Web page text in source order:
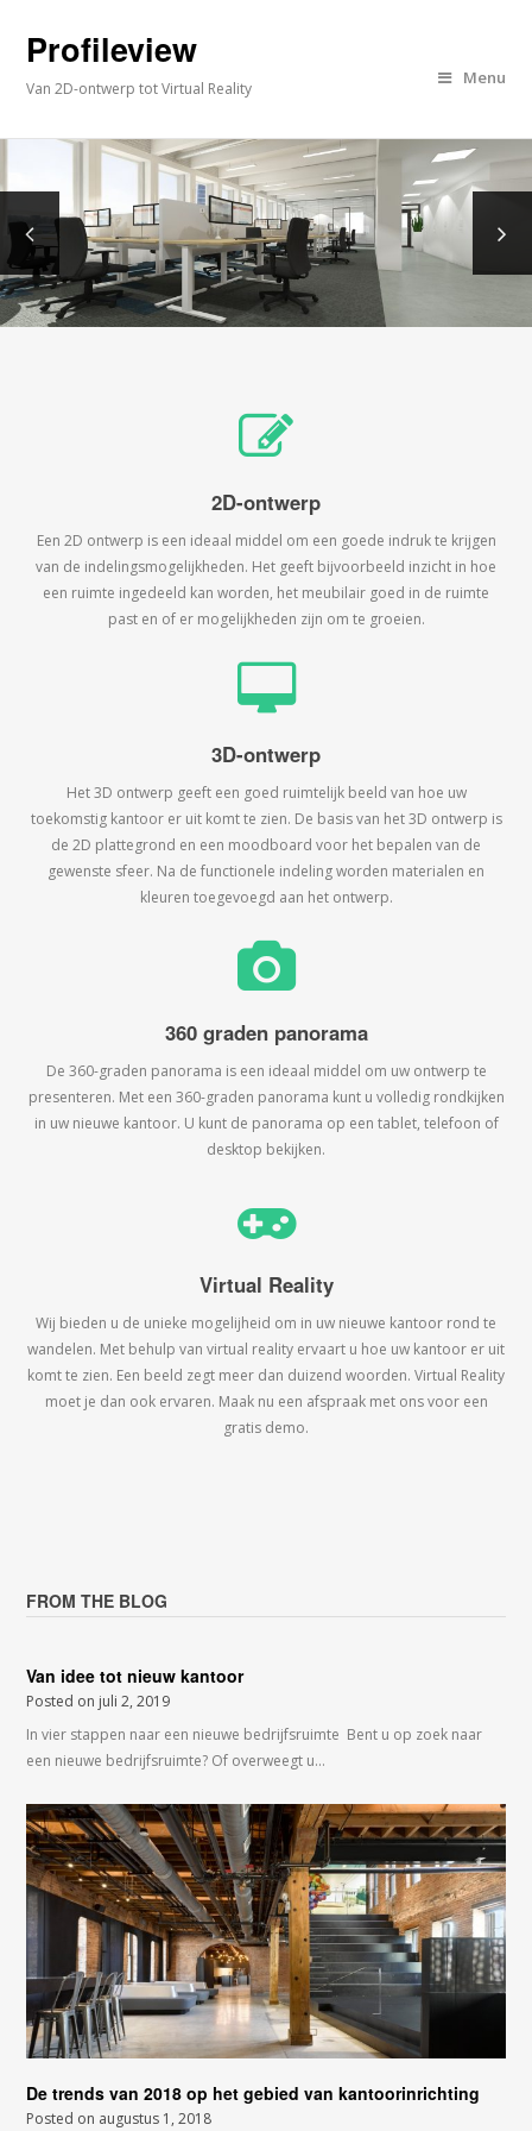
Profileview
Van 2D-ontwerp tot Virtual Reality
Menu
2D-ontwerp
Een 2D ontwerp is een ideaal middel om een goede indruk te krijgen
van de indelingsmogelijkheden. Het geeft bijvoorbeeld inzicht in hoe
een ruimte ingedeeld kan worden, het meubilair goed in de ruimte
past en of er mogelijkheden zijn om te groeien.
3D-ontwerp
Het 3D ontwerp geeft een goed ruimtelijk beeld van hoe uw
toekomstig kantoor er uit komt te zien. De basis van het 3D ontwerp is
de 2D plattegrond en een moodboard voor het bepalen van de
gewenste sfeer. Na de functionele indeling worden materialen en
kleuren toegevoegd aan het ontwerp.
360 graden panorama
De 360-graden panorama is een ideaal middel om uw ontwerp te
presenteren. Met een 360-graden panorama kunt u volledig rondkijken
in uw nieuwe kantoor. U kunt de panorama op een tablet, telefoon of
desktop bekijken.
Virtual Reality
Wij bieden u de unieke mogelijheid om in uw nieuwe kantoor rond te
wandelen. Met behulp van virtual reality ervaart u hoe uw kantoor er uit
komt te zien. Een beeld zegt meer dan duizend woorden. Virtual Reality
moet je dan ook ervaren. Maak nu een afspraak met ons voor een
gratis demo.
FROM THE BLOG
Van idee tot nieuw kantoor
Posted on juli 2, 2019
In vier stappen naar een nieuwe bedrijfsruimte Bent u op zoek naar
een nieuwe bedrijfsruimte? Of overweegt u…
De trends van 2018 op het gebied van kantoorinrichting
Posted on augustus 1, 2018